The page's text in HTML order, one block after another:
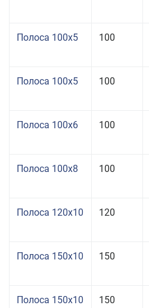
Полоса 100x5 100
Полоса 100x5 100
Полоса 100x6 100
Полоса 100x8 100
Полоса 120x10 120
Полоса 150x10 150
Полоса 150x10 150